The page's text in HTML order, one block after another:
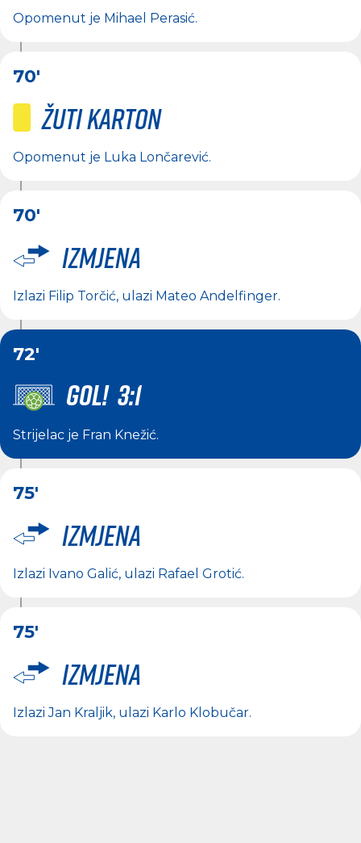
Opomenut je Mihael Perasić.
70'
Žuti karton
Opomenut je Luka Lončarević.
70'
Izmjena
Izlazi Filip Torčić, ulazi Mateo Andelfinger.
72'
GOL! 3:1
Strijelac je Fran Knežić.
75'
Izmjena
Izlazi Ivano Galić, ulazi Rafael Grotić.
75'
Izmjena
IzlaziJan Kraljik, ulazi Karlo Klobučar.